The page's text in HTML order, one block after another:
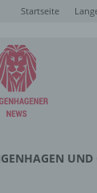
Startseite
Langenhagener
News
UND